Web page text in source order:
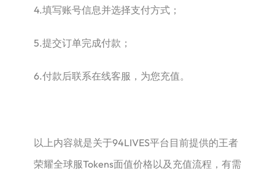
4.填写账号信息并选择支付方式；
5.提交订单完成付款；
6.付款后联系在线客服，为您充值。
以上内容就是关于94LIVES平台目前提供的王者
荣耀全球服Tokens面值价格以及充值流程，有需